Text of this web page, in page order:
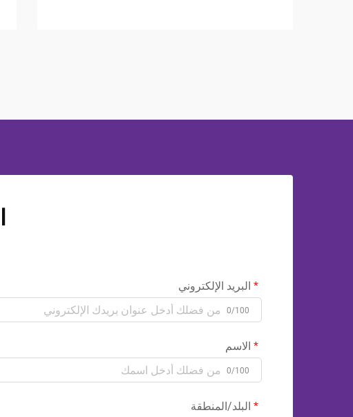
البريد الإلكتروني
0/100
الاسم
0/100
البلد/المنطقة